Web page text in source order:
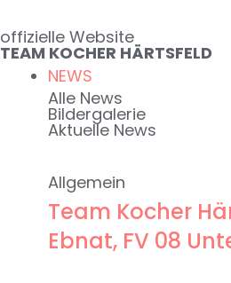
Inhalt
springen
offizielle Website
TEAM KOCHER HÄRTSFELD
NEWS
Alle News
Bildergalerie
Aktuelle News
Allgemein
Team Kocher
Ebnat, FV 08